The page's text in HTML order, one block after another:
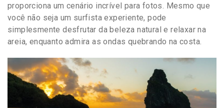
proporciona um cenário incrível para fotos. Mesmo que
você não seja um surfista experiente, pode
simplesmente desfrutar da beleza natural e relaxar na
areia, enquanto admira as ondas quebrando na costa.